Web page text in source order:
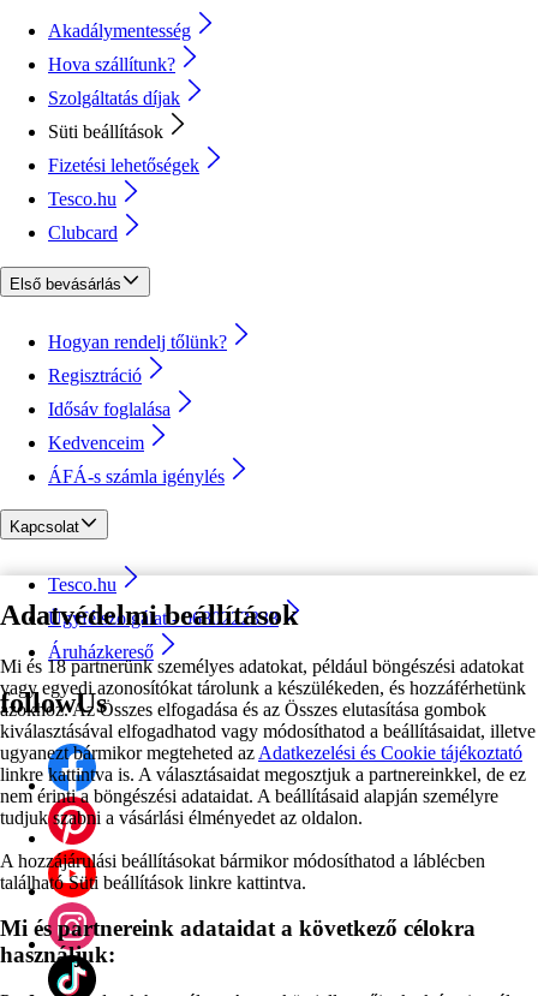
Adatvédelmi beállítások
Mi és 18 partnerünk személyes adatokat, például böngészési adatokat
vagy egyedi azonosítókat tárolunk a készülékeden, és hozzáférhetünk
azokhoz. Az Összes elfogadása és az Összes elutasítása gombok
kiválasztásával elfogadhatod vagy módosíthatod a beállításaidat, illetve
ugyanezt bármikor megteheted az Adatkezelési és Cookie tájékoztató
linkre kattintva is. A választásaidat megosztjuk a partnereinkkel, de ez
nem érinti a böngészési adataidat. A beállításaid alapján személyre
tudjuk szabni a vásárlási élményedet az oldalon.
A hozzájárulási beállításokat bármikor módosíthatod a láblécben
található Süti beállítások linkre kattintva.
Mi és partnereink adataidat a következő célokra
használjuk:
Akadálymentesség
Hova szállítunk?
Szolgáltatás díjak
Süti beállítások
Fizetési lehetőségek
Tesco.hu
Clubcard
Első bevásárlás
Hogyan rendelj tőlünk?
Regisztráció
Idősáv foglalása
Kedvenceim
ÁFÁ-s számla igénylés
Kapcsolat
Tesco.hu
Ügyfélszolgálat - 0680222333
Áruházkereső
followUs